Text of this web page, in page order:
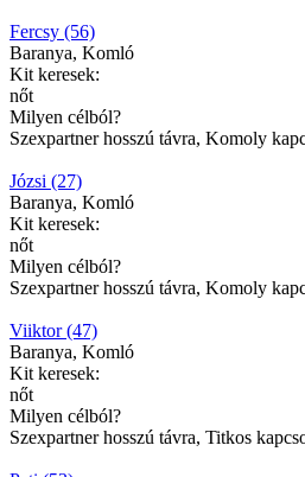
Fercsy (56)
Baranya, Komló
Kit keresek:
nőt
Milyen célból?
Szexpartner hosszú távra, Komoly
Józsi (27)
Baranya, Komló
Kit keresek:
nőt
Milyen célból?
Szexpartner hosszú távra, Komoly
Viiktor (47)
Baranya, Komló
Kit keresek:
nőt
Milyen célból?
Szexpartner hosszú távra, Titkos